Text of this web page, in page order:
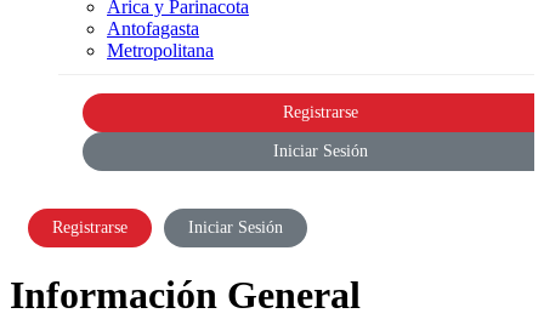
Arica y Parinacota
Antofagasta
Metropolitana
Registrarse
Iniciar Sesión
Registrarse Iniciar Sesión
Información General